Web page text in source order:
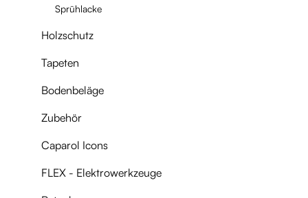
Sprühlacke
Holzschutz
Tapeten
Bodenbeläge
Zubehör
Caparol Icons
FLEX - Elektrowerkzeuge